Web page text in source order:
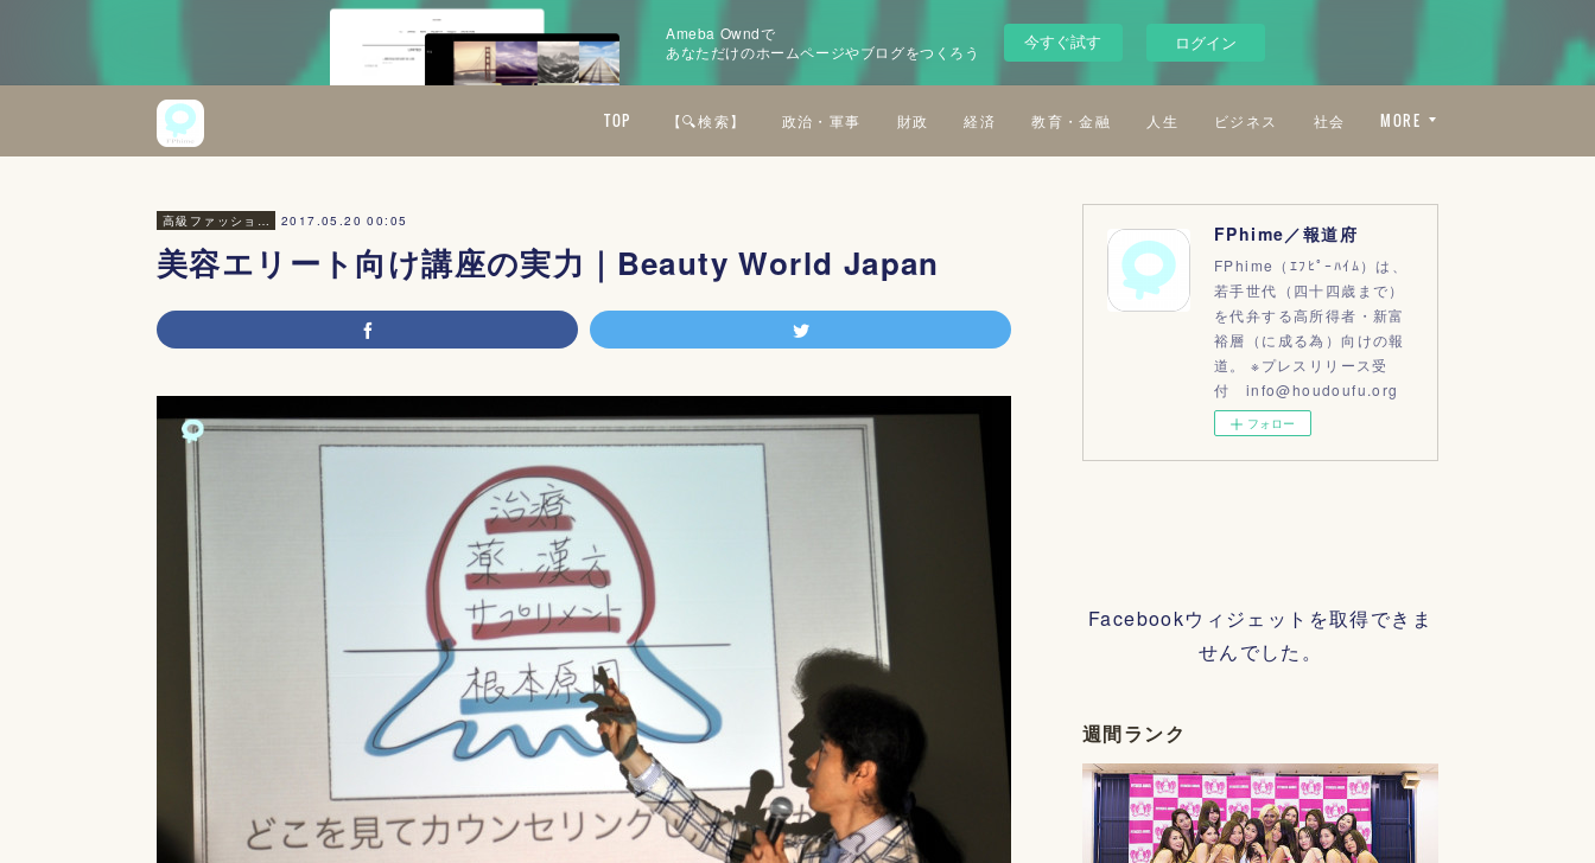
Ameba Owndで
あなただけのホームページやブログをつくろう
今すぐ試す ログイン
TOP 【🔍検索】 政治・軍事 財政 経済 教育・金融 人生 ビジネス 社会 MORE
高級ファッション・美容 2017.05.20 00:05
美容エリート向け講座の実力｜Beauty World Japan
FPhime／報道府
FPhime（ｴﾌﾋﾟｰﾊｲﾑ）は、
若手世代（四十四歳まで）
を代弁する高所得者・新富
裕層（に成る為）向けの報
道。 ※プレスリリース受
付 info@houdoufu.org
フォロー
Facebookウィジェットを取得できま
せんでした。
週間ランク